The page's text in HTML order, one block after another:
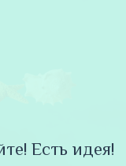
Есть идея!